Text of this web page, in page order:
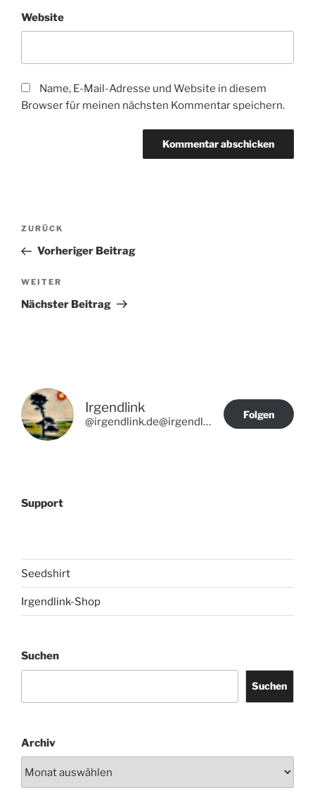
Website
Name, E-Mail-Adresse und Website in diesem
Browser für meinen nächsten Kommentar speichern.
Beitragsnavigation
Vorheriger
Beitrag
ZURÜCK
Vorheriger Beitrag
Nächster
Beitrag
WEITER
Nächster Beitrag
Irgendlink
@irgendlink.de@irgendlink.de
Folgen
Support
Seedshirt
Irgendlink-Shop
Suchen
Suchen
Archiv